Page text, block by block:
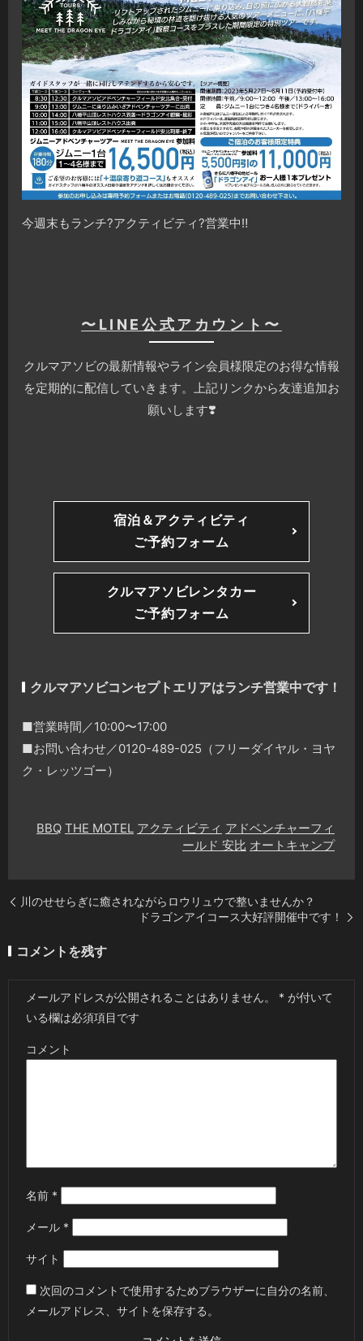
今週末もランチ?アクティビティ?営業中‼️
〜LINE公式アカウント〜
クルマアソビの最新情報やライン会員様限定のお得な情報
を定期的に配信していきます。上記リンクから友達追加お
願いします❣️
宿泊＆アクティビティ
ご予約フォーム
クルマアソビレンタカー
ご予約フォーム
クルマアソビコンセプトエリアはランチ営業中です！
■営業時間／10:00〜17:00
■お問い合わせ／0120-489-025（フリーダイヤル・ヨヤ
ク・レッツゴー）
BBQ THE MOTEL アクティビティ アドベンチャーフィ
ールド 安比 オートキャンプ
川のせせらぎに癒されながらロウリュウで整いませんか？
ドラゴンアイコース大好評開催中です！
コメントを残す
メールアドレスが公開されることはありません。 * が付いて
いる欄は必須項目です
コメント
名前 *
メール *
サイト
次回のコメントで使用するためブラウザーに自分の名前、
メールアドレス、サイトを保存する。